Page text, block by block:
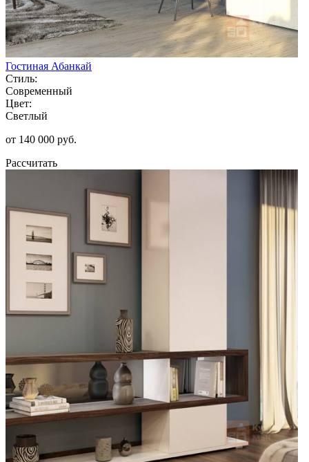
Гостиная Абанкай
Стиль:
Современный
Цвет:
Светлый
от 140 000 руб.
Рассчитать